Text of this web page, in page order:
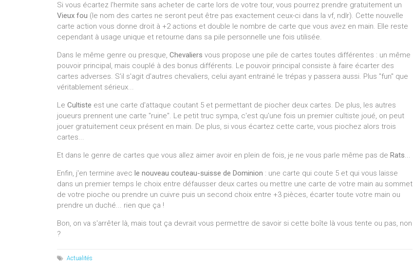
Si vous écartez l'hermite sans acheter de carte lors de votre tour, vous pourrez prendre gratuitement un
Vieux fou (le nom des cartes ne seront peut être pas exactement ceux-ci dans la vf, ndlr). Cette nouvelle
carte action vous donne droit à +2 actions et double le nombre de carte que vous avez en main. Elle reste
cependant à usage unique et retourne dans sa pile personnelle une fois utilisée.
Dans le même genre ou presque, Chevaliers vous propose une pile de cartes toutes différentes : un même
pouvoir principal, mais couplé à des bonus différents. Le pouvoir principal consiste à faire écarter des
cartes adverses. S'il s'agit d'autres chevaliers, celui ayant entrainé le trépas y passera aussi. Plus "fun" que
véritablement sérieux...
Le Cultiste est une carte d'attaque coutant 5 et permettant de piocher deux cartes. De plus, les autres
joueurs prennent une carte "ruine". Le petit truc sympa, c'est qu'une fois un premier cultiste joué, on peut
jouer gratuitement ceux présent en main. De plus, si vous écartez cette carte, vous piochez alors trois
cartes...
Et dans le genre de cartes que vous allez aimer avoir en plein de fois, je ne vous parle même pas de Rats...
Enfin, j'en termine avec le nouveau couteau-suisse de Dominion : une carte qui coute 5 et qui vous laisse
dans un premier temps le choix entre défausser deux cartes ou mettre une carte de votre main au sommet
de votre pioche ou prendre un cuivre puis un second choix entre +3 pièces, écarter toute votre main ou
prendre un duché... rien que ça !
Bon, on va s'arrêter là, mais tout ça devrait vous permettre de savoir si cette boîte là vous tente ou pas, non
?
Actualités